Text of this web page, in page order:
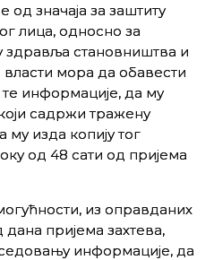
од значаја за заштиту
лица, односно за
здравља становништва и
мора да обавести
информације, да му
садржи тражену
изда копију тог
од 48 сати од пријема
из оправданих
пријема захтева,
информације, да